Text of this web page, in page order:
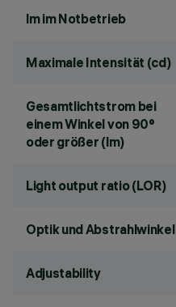
lm im Notbetrieb
Maximale Intensität (cd)
Gesamtlichtstrom bei
einem Winkel von 90°
oder größer (lm)
Light output ratio (LOR)
Optik und Abstrahlwinkel
Adjustability